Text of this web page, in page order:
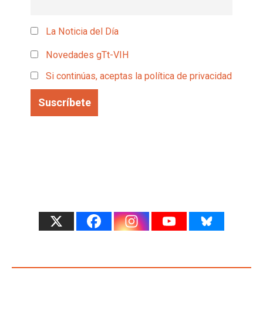
La Noticia del Día
Novedades gTt-VIH
Si continúas, aceptas la política de privacidad